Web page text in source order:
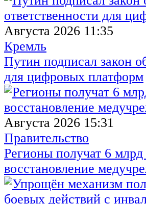
Августа 2026 11:35
Кремль
Путин подписал закон
для цифровых платформ
Августа 2026 15:31
Правительство
Регионы получат 6 млрд
восстановление